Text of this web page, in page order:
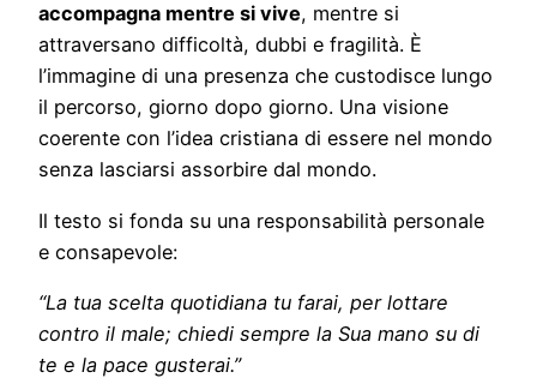
accompagna mentre si vive, mentre si
attraversano difficoltà, dubbi e fragilità. È
l’immagine di una presenza che custodisce lungo
il percorso, giorno dopo giorno. Una visione
coerente con l’idea cristiana di essere nel mondo
senza lasciarsi assorbire dal mondo.
Il testo si fonda su una responsabilità personale
e consapevole:
“La tua scelta quotidiana tu farai, per lottare
contro il male; chiedi sempre la Sua mano su di
te e la pace gusterai.”